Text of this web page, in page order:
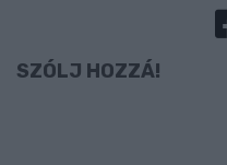
SZÓLJ HOZZÁ!